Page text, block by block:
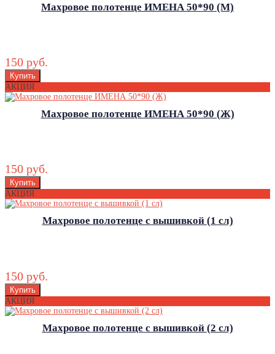
Махровое полотенце ИМЕНА 50*90 (М)
150 руб.
АКЦИЯ
Махровое полотенце ИМЕНА 50*90 (Ж)
150 руб.
АКЦИЯ
Махровое полотенце с вышивкой (1 сл)
150 руб.
АКЦИЯ
Махровое полотенце с вышивкой (2 сл)